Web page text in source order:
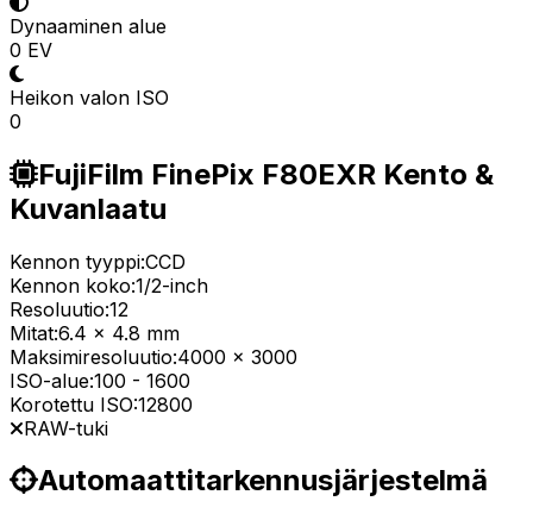
Dynaaminen alue
0 EV
Heikon valon ISO
0
FujiFilm FinePix F80EXR Kento &
Kuvanlaatu
Kennon tyyppi:CCD
Kennon koko:1/2-inch
Resoluutio:12
Mitat:6.4 x 4.8 mm
Maksimiresoluutio:4000 x 3000
ISO-alue:100 - 1600
Korotettu ISO:12800
RAW-tuki
Automaattitarkennusjärjestelmä